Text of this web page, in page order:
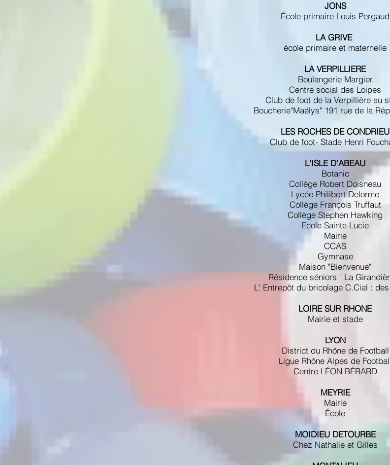
JONS
École primaire Louis Pergaud
LA GRIVE
école primaire et maternelle
LA VERPILLIERE
Boulangerie Margier
Centre social des Loipes
Club de foot de la Verpillière au
Boucherie"Maëlys" 191 rue de la
LES ROCHES DE CONDRIEU
Club de foot- Stade Henri
L'ISLE D'ABEAU
Botanic
Collège Robert Doisneau
Lycée Philibert Delorme
Collège François Truffaut
Collège Stephen Hawking
Ecole Sainte Lucie
Mairie
CCAS
Gymnase
Maison "Bienvenue"
Résidence séniors " La
L' Entrepôt du bricolage C.Cial :
LOIRE SUR RHONE
Mairie et stade
LYON
District du Rhône de Football
Ligue Rhône Alpes de
Centre LÉON BÉRARD
MEYRIE
Mairie
École
MOIDIEU DETOURBE
Chez Nathalie et Gilles